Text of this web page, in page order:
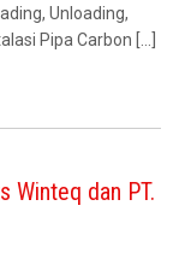
Unloading,
Pipa Carbon […]
Winteq dan PT.